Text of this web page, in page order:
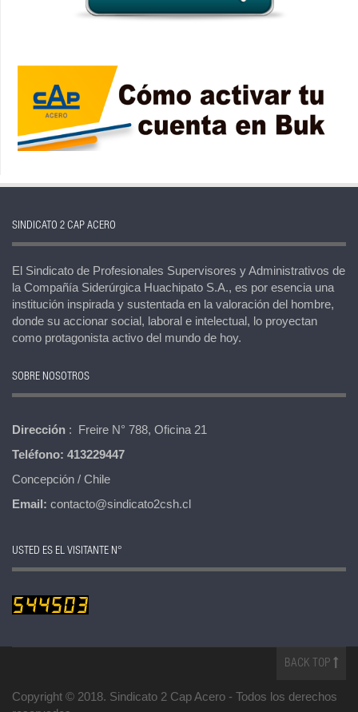
SINDICATO 2 CAP ACERO
El Sindicato de Profesionales Supervisores y Administrativos de
la Compañía Siderúrgica Huachipato S.A., es por esencia una
institución inspirada y sustentada en la valoración del hombre,
donde su accionar social, laboral e intelectual, lo proyectan
como protagonista activo del mundo de hoy.
SOBRE NOSOTROS
Dirección : Freire N° 788, Oficina 21
Teléfono: 413229447
Concepción / Chile
Email: contacto@sindicato2csh.cl
USTED ES EL VISITANTE N°
BACK TOP
Copyright © 2018. Sindicato 2 Cap Acero - Todos los derechos